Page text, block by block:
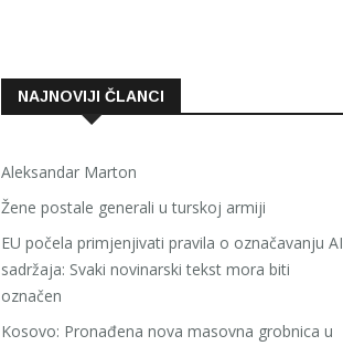
NAJNOVIJI ČLANCI
Aleksandar Marton
Žene postale generali u turskoj armiji
EU počela primjenjivati pravila o označavanju AI
sadržaja: Svaki novinarski tekst mora biti
označen
Kosovo: Pronađena nova masovna grobnica u